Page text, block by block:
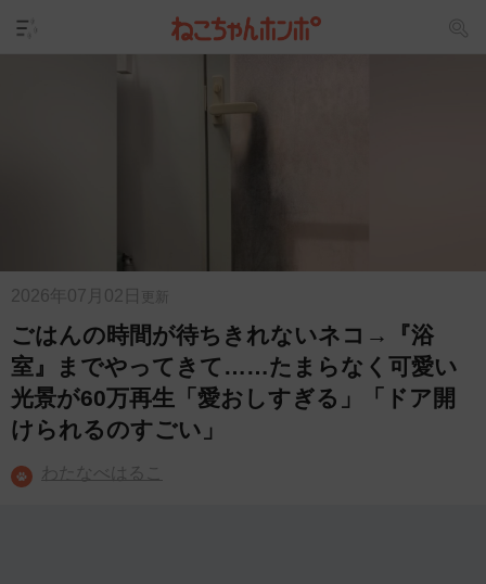
2026年07月02日 更新
ごはんの時間が待ちきれないネコ→『浴
室』までやってきて……たまらなく可愛い
光景が60万再生「愛おしすぎる」「ドア開
けられるのすごい」
わたなべはるこ